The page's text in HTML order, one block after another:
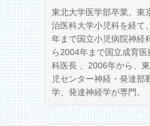
東北大学医学部卒業。東
治医科大学小児科を経て
年まで国立小児病院神経
ら2004年まで国立成育
科医長 、2006年から、
児センター神経・発達部
学、発達神経学が専門。